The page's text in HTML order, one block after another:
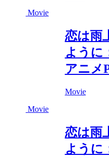
Movie
恋は雨
ように
アニメ
Movie
Movie
恋は雨
ように